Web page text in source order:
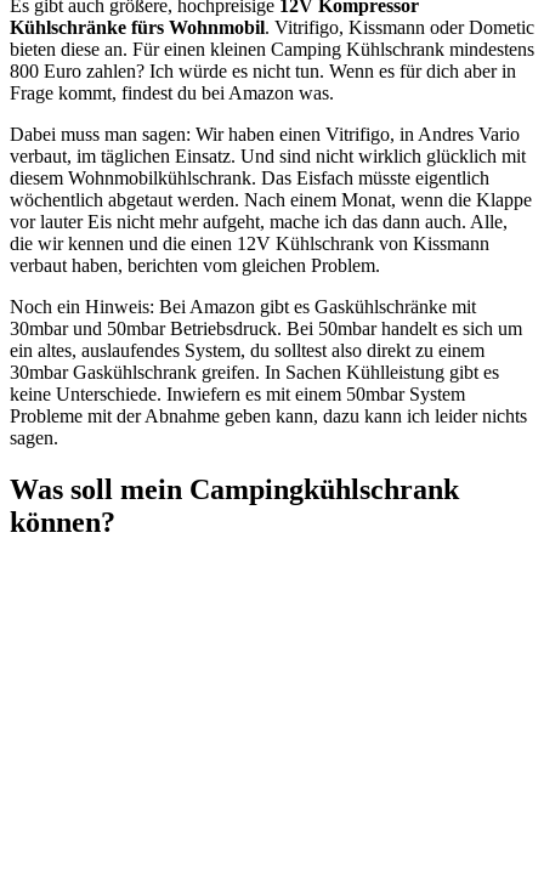
Es gibt auch größere, hochpreisige 12V Kompressor
Kühlschränke fürs Wohnmobil. Vitrifigo, Kissmann oder Dometic
bieten diese an. Für einen kleinen Camping Kühlschrank mindestens
800 Euro zahlen? Ich würde es nicht tun. Wenn es für dich aber in
Frage kommt, findest du bei Amazon was.
Dabei muss man sagen: Wir haben einen Vitrifigo, in Andres Vario
verbaut, im täglichen Einsatz. Und sind nicht wirklich glücklich mit
diesem Wohnmobilkühlschrank. Das Eisfach müsste eigentlich
wöchentlich abgetaut werden. Nach einem Monat, wenn die Klappe
vor lauter Eis nicht mehr aufgeht, mache ich das dann auch. Alle,
die wir kennen und die einen 12V Kühlschrank von Kissmann
verbaut haben, berichten vom gleichen Problem.
Noch ein Hinweis: Bei Amazon gibt es Gaskühlschränke mit
30mbar und 50mbar Betriebsdruck. Bei 50mbar handelt es sich um
ein altes, auslaufendes System, du solltest also direkt zu einem
30mbar Gaskühlschrank greifen. In Sachen Kühlleistung gibt es
keine Unterschiede. Inwiefern es mit einem 50mbar System
Probleme mit der Abnahme geben kann, dazu kann ich leider nichts
sagen.
Was soll mein Campingkühlschrank
können?